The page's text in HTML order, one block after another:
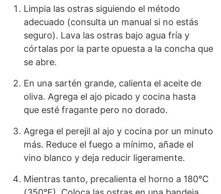
Limpia las ostras siguiendo el método
adecuado (consulta un manual si no estás
seguro). Lava las ostras bajo agua fría y
córtalas por la parte opuesta a la concha que
se abre.
En una sartén grande, calienta el aceite de
oliva. Agrega el ajo picado y cocina hasta
que esté fragante pero no dorado.
Agrega el perejil al ajo y cocina por un minuto
más. Reduce el fuego a mínimo, añade el
vino blanco y deja reducir ligeramente.
Mientras tanto, precalienta el horno a 180°C